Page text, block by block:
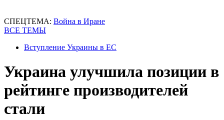
СПЕЦТЕМА: Война в Иране
ВСЕ ТЕМЫ
Вступление Украины в ЕС
Украина улучшила позиции в
рейтинге производителей
стали